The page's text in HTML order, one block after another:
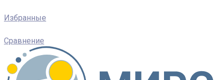
Избранные
Сравнение